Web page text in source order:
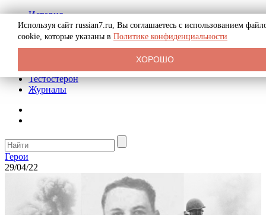
История
Биография
Криминал
Реклама на сайте
Тестостерон
Журналы
Герои
29/04/22
Используя сайт russian7.ru, Вы соглашаетесь с использованием
cookie, которые указаны в Политике конфиденциальности
ХОРОШО